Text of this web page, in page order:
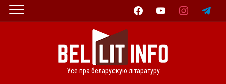
facebookyoutube instagramtelegram
Усё пра беларускую літаратуру